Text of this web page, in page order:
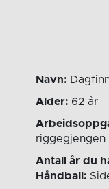
Navn:
Alder: 62 år
riggegjengen
Antall år du
Håndball: